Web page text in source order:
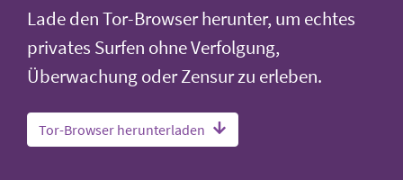
Lade den Tor-Browser herunter, um echtes
privates Surfen ohne Verfolgung,
Überwachung oder Zensur zu erleben.
Tor-Browser herunterladen